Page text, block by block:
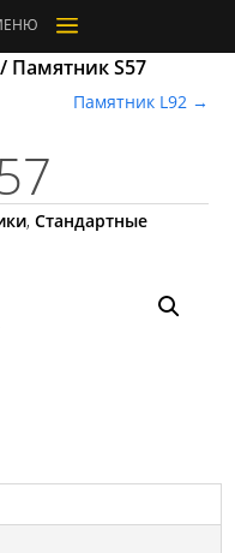
a
Памятник S57
Памятник L92 →
, Стандартные